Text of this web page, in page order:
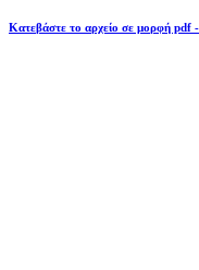
Κατεβάστε το αρχείο σε μορφή pdf